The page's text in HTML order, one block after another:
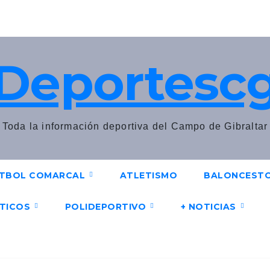
Toda la información deportiva del Campo de Gibraltar
COMARCAL ATLETISMO
POLIDEPORTIVO + NOTICIAS